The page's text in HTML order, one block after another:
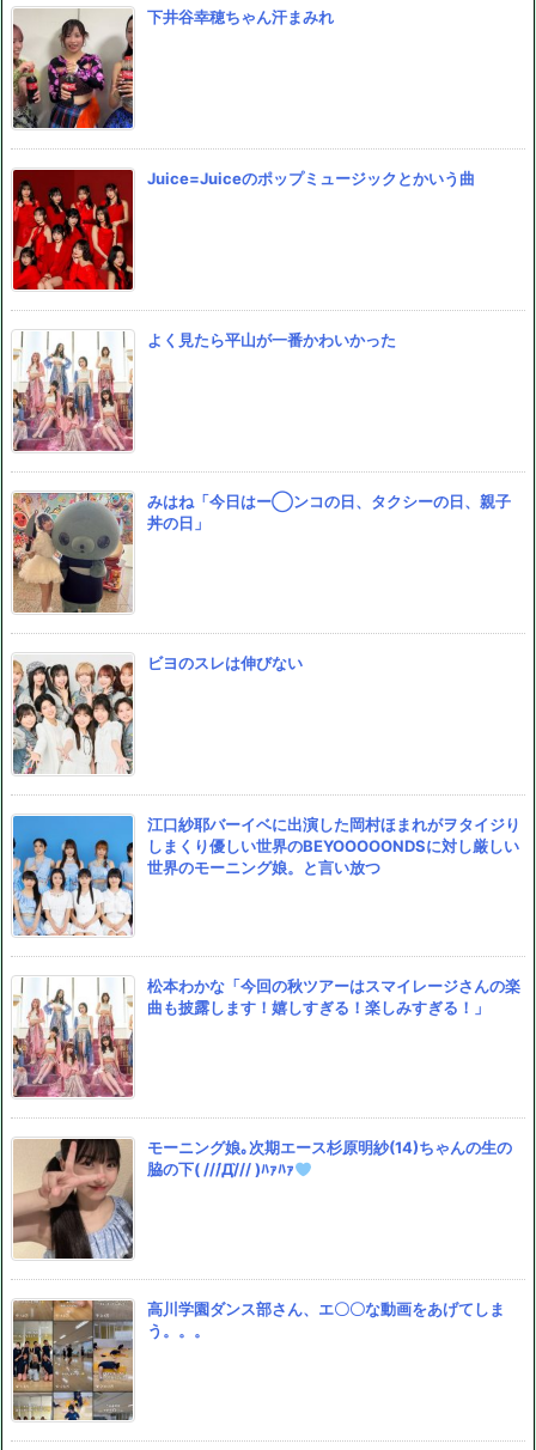
下井谷幸穂ちゃん汗まみれ
Juice=Juiceのポップミュージックとかいう曲
よく見たら平山が一番かわいかった
みはね「今日はー◯ンコの日、タクシーの日、親子
丼の日」
ビヨのスレは伸びない
江口紗耶バーイベに出演した岡村ほまれがヲタイジり
しまくり優しい世界のBEYOOOOONDSに対し厳しい
世界のモーニング娘。と言い放つ
松本わかな「今回の秋ツアーはスマイレージさんの楽
曲も披露します！嬉しすぎる！楽しみすぎる！」
モーニング娘｡次期エース杉原明紗(14)ちゃんの生の
脇の下( ///́Д/̀// )ﾊｧﾊｧ
高川学園ダンス部さん、エ〇〇な動画をあげてしま
う。。。